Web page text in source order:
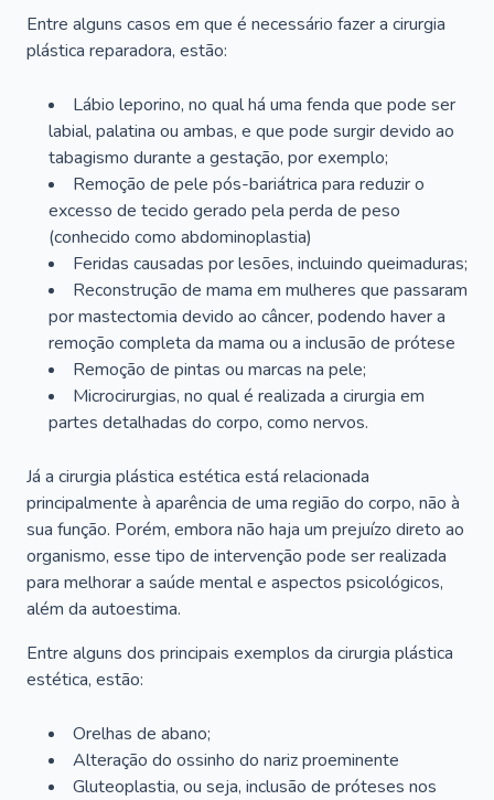
Entre alguns casos em que é necessário fazer a cirurgia
plástica reparadora, estão:
Lábio leporino, no qual há uma fenda que pode ser
labial, palatina ou ambas, e que pode surgir devido ao
tabagismo durante a gestação, por exemplo;
Remoção de pele pós-bariátrica para reduzir o
excesso de tecido gerado pela perda de peso
(conhecido como abdominoplastia)
Feridas causadas por lesões, incluindo queimaduras;
Reconstrução de mama em mulheres que passaram
por mastectomia devido ao câncer, podendo haver a
remoção completa da mama ou a inclusão de prótese
Remoção de pintas ou marcas na pele;
Microcirurgias, no qual é realizada a cirurgia em
partes detalhadas do corpo, como nervos.
Já a cirurgia plástica estética está relacionada
principalmente à aparência de uma região do corpo, não à
sua função. Porém, embora não haja um prejuízo direto ao
organismo, esse tipo de intervenção pode ser realizada
para melhorar a saúde mental e aspectos psicológicos,
além da autoestima.
Entre alguns dos principais exemplos da cirurgia plástica
estética, estão:
Orelhas de abano;
Alteração do ossinho do nariz proeminente
Gluteoplastia, ou seja, inclusão de próteses nos